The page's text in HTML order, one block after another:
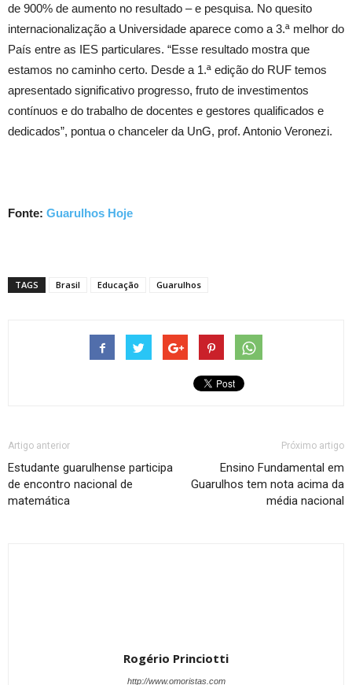
de 900% de aumento no resultado – e pesquisa. No quesito
internacionalização a Universidade aparece como a 3.ª melhor do
País entre as IES particulares. “Esse resultado mostra que
estamos no caminho certo. Desde a 1.ª edição do RUF temos
apresentado significativo progresso, fruto de investimentos
contínuos e do trabalho de docentes e gestores qualificados e
dedicados”, pontua o chanceler da UnG, prof. Antonio Veronezi.
Fonte: Guarulhos Hoje
TAGS Brasil Educação Guarulhos
Artigo anterior
Estudante guarulhense participa
de encontro nacional de
matemática
Próximo artigo
Ensino Fundamental em
Guarulhos tem nota acima da
média nacional
Rogério Princiotti
http://www.omoristas.com